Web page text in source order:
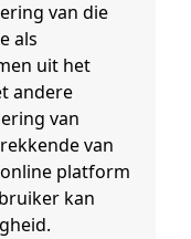
van die
als
uit het
andere
van
van
platform
kan